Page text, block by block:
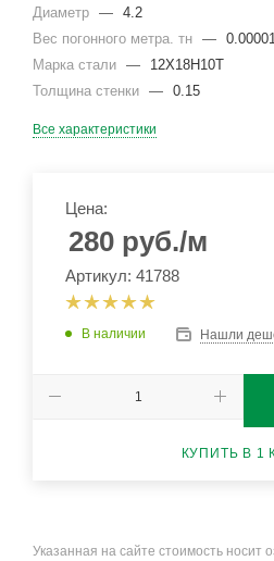
Диаметр — 4.2
Вес погонного метра. тн —
Марка стали —
12Х18Н10Т
Толщина стенки — 0.15
Все характеристики
Цена:
280 руб./м
Артикул: 41788
В наличии Нашли
КУПИТЬ В 1
Указанная на сайте стоимость носит